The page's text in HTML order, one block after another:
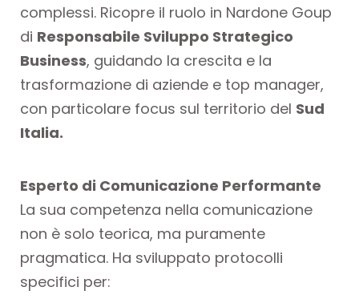
complessi. Ricopre il ruolo in Nardone Goup
di Responsabile Sviluppo Strategico
Business, guidando la crescita e la
trasformazione di aziende e top manager,
con particolare focus sul territorio del Sud
Italia.
Esperto di Comunicazione Performante
La sua competenza nella comunicazione
non è solo teorica, ma puramente
pragmatica. Ha sviluppato protocolli
specifici per: